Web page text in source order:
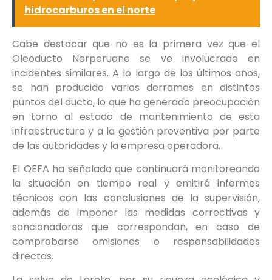
hidrocarburos en el norte
Cabe destacar que no es la primera vez que el
Oleoducto Norperuano se ve involucrado en
incidentes similares. A lo largo de los últimos años,
se han producido varios derrames en distintos
puntos del ducto, lo que ha generado preocupación
en torno al estado de mantenimiento de esta
infraestructura y a la gestión preventiva por parte
de las autoridades y la empresa operadora.
El OEFA ha señalado que continuará monitoreando
la situación en tiempo real y emitirá informes
técnicos con las conclusiones de la supervisión,
además de imponer las medidas correctivas y
sancionadoras que correspondan, en caso de
comprobarse omisiones o responsabilidades
directas.